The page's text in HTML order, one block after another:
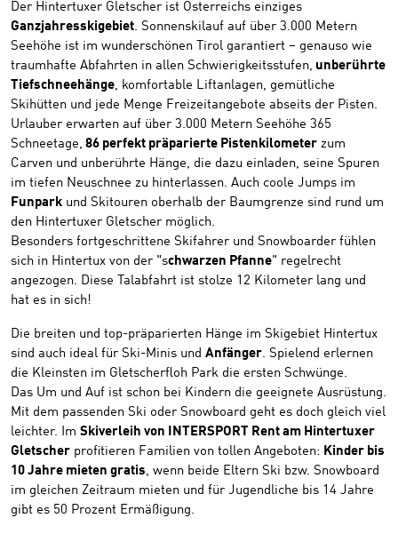
Der Hintertuxer Gletscher ist Österreichs einziges
Ganzjahresskigebiet. Sonnenskilauf auf über 3.000 Metern
Seehöhe ist im wunderschönen Tirol garantiert – genauso wie
traumhafte Abfahrten in allen Schwierigkeitsstufen, unberührte
Tiefschneehänge, komfortable Liftanlagen, gemütliche
Skihütten und jede Menge Freizeitangebote abseits der Pisten.
Urlauber erwarten auf über 3.000 Metern Seehöhe 365
Schneetage, 86 perfekt präparierte Pistenkilometer zum
Carven und unberührte Hänge, die dazu einladen, seine Spuren
im tiefen Neuschnee zu hinterlassen. Auch coole Jumps im
Funpark und Skitouren oberhalb der Baumgrenze sind rund um
den Hintertuxer Gletscher möglich.
Besonders fortgeschrittene Skifahrer und Snowboarder fühlen
sich in Hintertux von der "schwarzen Pfanne" regelrecht
angezogen. Diese Talabfahrt ist stolze 12 Kilometer lang und
hat es in sich!
Die breiten und top-präparierten Hänge im Skigebiet Hintertux
sind auch ideal für Ski-Minis und Anfänger. Spielend erlernen
die Kleinsten im Gletscherfloh Park die ersten Schwünge.
Das Um und Auf ist schon bei Kindern die geeignete Ausrüstung.
Mit dem passenden Ski oder Snowboard geht es doch gleich viel
leichter. Im Skiverleih von INTERSPORT Rent am Hintertuxer
Gletscher profitieren Familien von tollen Angeboten: Kinder bis
10 Jahre mieten gratis, wenn beide Eltern Ski bzw. Snowboard
im gleichen Zeitraum mieten und für Jugendliche bis 14 Jahre
gibt es 50 Prozent Ermäßigung.